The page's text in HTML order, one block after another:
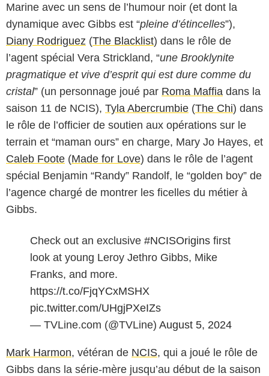
Marine avec un sens de l’humour noir (et dont la
dynamique avec Gibbs est “pleine d’étincelles”),
Diany Rodriguez (The Blacklist) dans le rôle de
l’agent spécial Vera Strickland, “une Brooklynite
pragmatique et vive d’esprit qui est dure comme du
cristal” (un personnage joué par Roma Maffia dans la
saison 11 de NCIS), Tyla Abercrumbie (The Chi) dans
le rôle de l’officier de soutien aux opérations sur le
terrain et “maman ours” en charge, Mary Jo Hayes, et
Caleb Foote (Made for Love) dans le rôle de l’agent
spécial Benjamin “Randy” Randolf, le “golden boy” de
l’agence chargé de montrer les ficelles du métier à
Gibbs.
Check out an exclusive #NCISOrigins first
look at young Leroy Jethro Gibbs, Mike
Franks, and more.
https://t.co/FjqYCxMSHX
pic.twitter.com/UHgjPXeIZs
— TVLine.com (@TVLine) August 5, 2024
Mark Harmon, vétéran de NCIS, qui a joué le rôle de
Gibbs dans la série-mère jusqu’au début de la saison